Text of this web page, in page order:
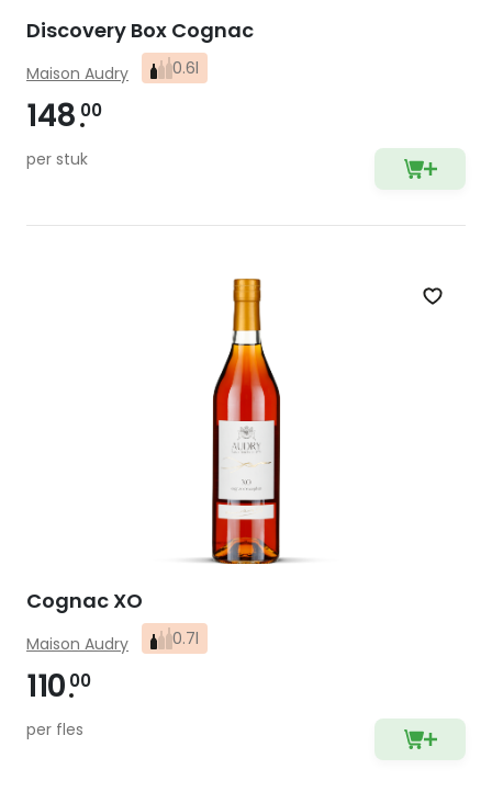
Discovery Box Cognac
Maison Audry 0.6l
148 00
per stuk
Zet
Cognac XO
Maison Audry 0.7l
110 00
per fles